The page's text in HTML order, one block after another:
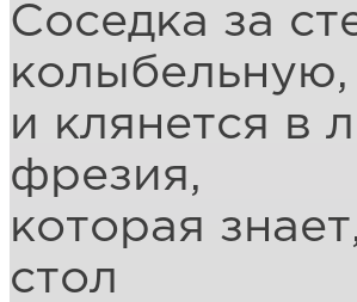
Соседка за
колыбельную,
и клянется в
фрезия,
которая
стол